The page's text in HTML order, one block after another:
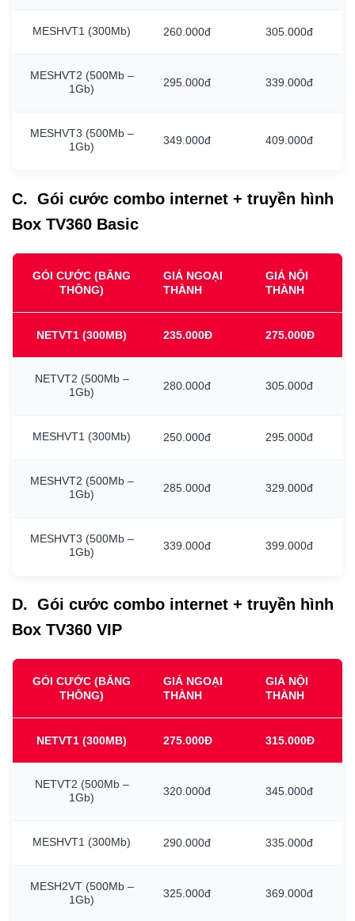
MESHVT1 (300Mb) 260.000đ 305.000đ
MESHVT2 (500Mb –
1Gb)
295.000đ 339.000đ
MESHVT3 (500Mb –
1Gb)
349.000đ 409.000đ
C. Gói cước combo internet + truyền hình
Box TV360 Basic
GÓI CƯỚC (BĂNG
THÔNG)
GIÁ NGOẠI
THÀNH
GIÁ NỘI
THÀNH
NETVT1 (300MB) 235.000Đ 275.000Đ
NETVT2 (500Mb –
1Gb)
280.000đ 305.000đ
MESHVT1 (300Mb) 250.000đ 295.000đ
MESHVT2 (500Mb –
1Gb)
285.000đ 329.000đ
MESHVT3 (500Mb –
1Gb)
339.000đ 399.000đ
D. Gói cước combo internet + truyền hình
Box TV360 VIP
GÓI CƯỚC (BĂNG
THÔNG)
GIÁ NGOẠI
THÀNH
GIÁ NỘI
THÀNH
NETVT1 (300MB) 275.000Đ 315.000Đ
NETVT2 (500Mb –
1Gb)
320.000đ 345.000đ
MESHVT1 (300Mb) 290.000đ 335.000đ
MESH2VT (500Mb –
1Gb)
325.000đ 369.000đ